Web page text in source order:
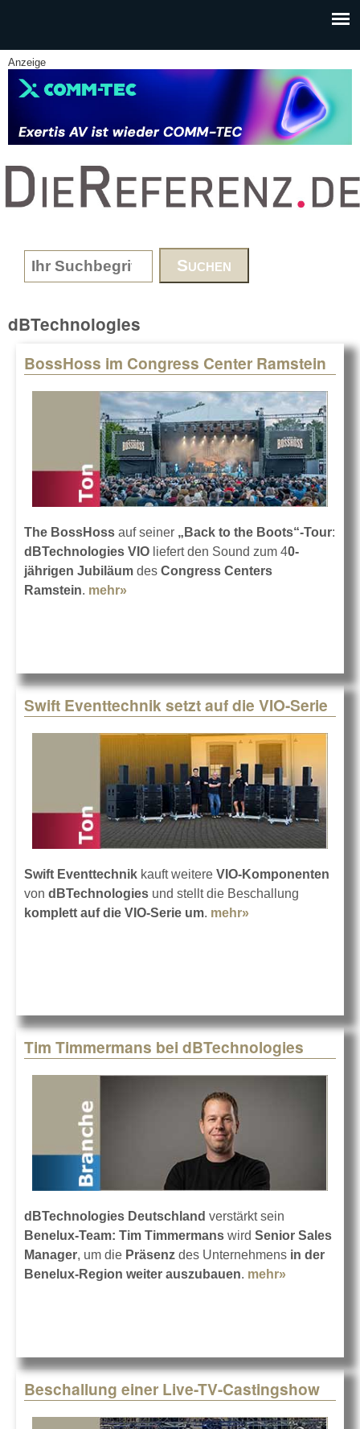
Anzeige
www.DieReferenz.de
Search form
dBTechnologies
BossHoss im Congress Center Ramstein
The BossHoss auf seiner „Back to the Boots“-Tour:
dBTechnologies VIO liefert den Sound zum 40-
jährigen Jubiläum des Congress Centers
Ramstein. mehr»
Swift Eventtechnik setzt auf die VIO-Serie
Swift Eventtechnik kauft weitere VIO-Komponenten
von dBTechnologies und stellt die Beschallung
komplett auf die VIO-Serie um. mehr»
Tim Timmermans bei dBTechnologies
dBTechnologies Deutschland verstärkt sein
Benelux-Team: Tim Timmermans wird Senior Sales
Manager, um die Präsenz des Unternehmens in der
Benelux-Region weiter auszubauen. mehr»
Beschallung einer Live-TV-Castingshow
Pages